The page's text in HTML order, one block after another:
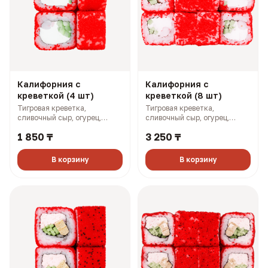
Калифорния с
креветкой (4 шт)
Тигровая креветка,
сливочный сыр, огурец,
1 850 ₸
В корзину
Калифорния с
креветкой (8 шт)
Тигровая креветка,
сливочный сыр, огурец,
3 250 ₸
В корзину